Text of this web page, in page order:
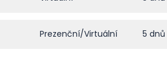
Prezenční/Virtuální 5 dnů